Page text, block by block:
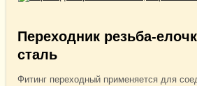
Переходник резьба-
сталь
Фитинг переходный применяется для